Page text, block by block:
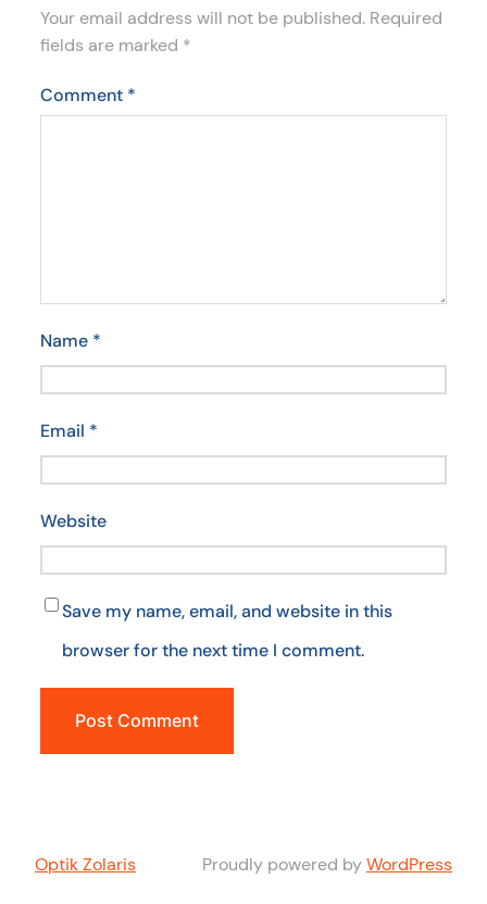
Your email address will not be published. Required
fields are marked *
Comment *
Name *
Email *
Website
Save my name, email, and website in this
browser for the next time I comment.
Optik Zolaris Proudly powered byWordPress